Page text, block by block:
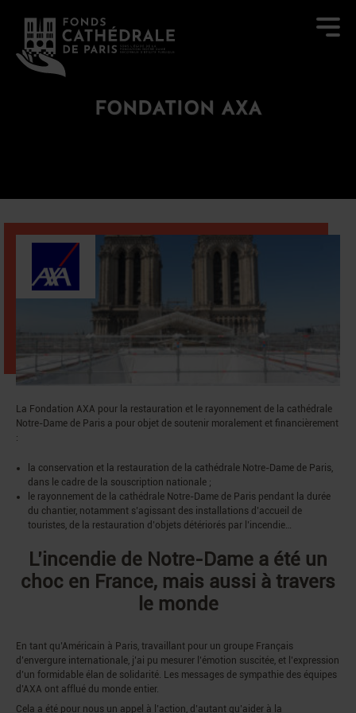
FONDATION AXA
La Fondation AXA pour la restauration et le rayonnement de la cathédrale
Notre-Dame de Paris a pour objet de soutenir moralement et financièrement
:
la conservation et la restauration de la cathédrale Notre-Dame de Paris,
dans le cadre de la souscription nationale ;
le rayonnement de la cathédrale Notre-Dame de Paris pendant la durée
du chantier, notamment s’agissant des installations d’accueil de
touristes, de la restauration d’objets détériorés par l’incendie…
L’incendie de Notre-Dame a été un
choc en France, mais aussi à travers
le monde
En tant qu’Américain à Paris, travaillant pour un groupe Français
d’envergure internationale, j’ai pu mesurer l’émotion suscitée, et l’expression
d’un formidable élan de solidarité. Les messages de sympathie des équipes
d’AXA ont afflué du monde entier.
Cela a été pour nous un appel à l’action, d’autant qu’aider à la